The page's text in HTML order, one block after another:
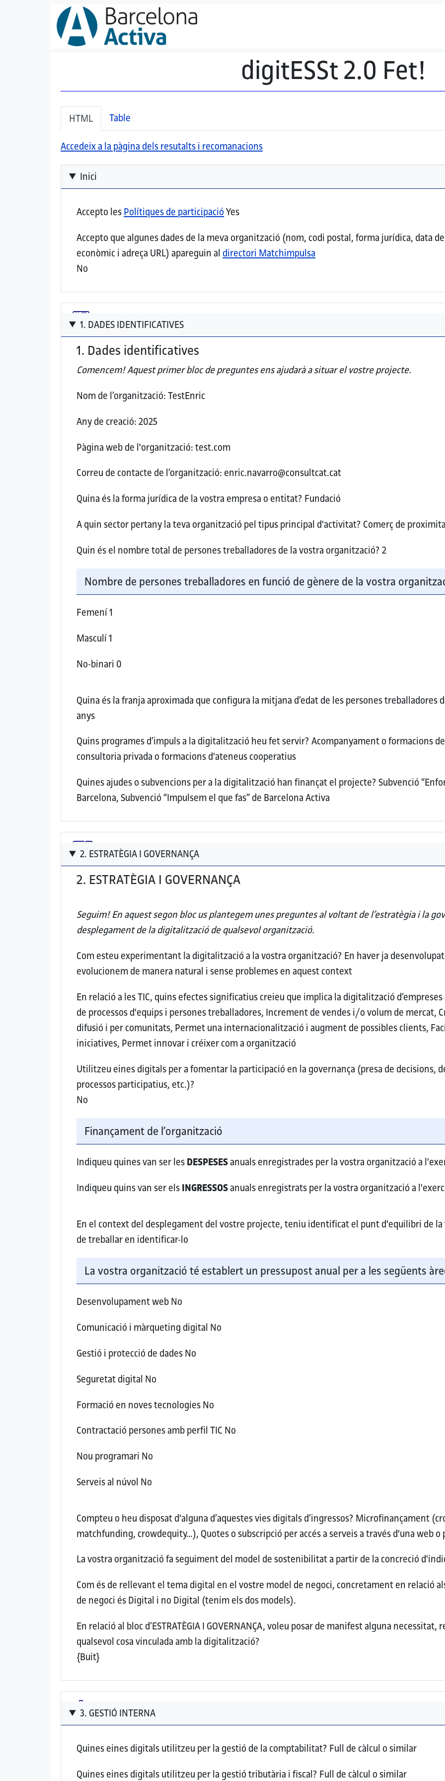
Vés al contingut
digitESSt 2.0 Fet!
Secondary tabs
HTML(pestanya activa)
Table
Accedeix a la pàgina dels resutalts i recomanacions
Inici
Accepto lesPolítiques de participacióYes
Accepto que algunes dades de la meva organització (nom, codi postal, forma jurídica, data
econòmic i adreça URL) apareguin al directori Matchimpulsa
No
1. DADES IDENTIFICATIVES
1. Dades identificatives
Comencem! Aquestprimer bloc de preguntes ens ajudarà a situar el vostre projecte.
Nom de l’organització:TestEnric
Any de creació:2025
Pàgina web de l'organització:test.com
Correu de contacte de l’organització: enric.navarro@consultcat.cat
Quina és la forma jurídica de la vostra empresa o entitat? Fundació
A quin sector pertany la teva organització pel tipus principal d'activitat? Comerç de
Quin és el nombre total de persones treballadores de la vostra organització?2
Nombre de persones treballadores en funció de gènere de la vostra
Femení1
Masculí1
No-binari 0
Quina és la franja aproximada que configura la mitjana d’edat de les persones treballadores
anys
Quins programes d’impuls a la digitalització heu fet servir?Acompanyament o formacions
consultoria privada o formacions d'ateneus cooperatius
Quines ajudes o subvencions per a la digitalització han finançat el projecte? Subvenció
Barcelona, Subvenció “Impulsem el que fas” de Barcelona Activa
2. ESTRATÈGIA I GOVERNANÇA
2. ESTRATÈGIA I GOVERNANÇA
Seguim! En aquest segon bloc us plantegem unes preguntes al voltant de l’estratègia i la
desplegament de la digitalització de qualsevol organització.
Com esteu experimentant la digitalització a la vostra organització? En haver ja
evolucionem de manera natural i sense problemes en aquest context
En relació a les TIC, quins efectes significatius creieu que implica la digitalització
de processos d'equips i persones treballadores, Increment de vendes i/o volum de mercat,
difusió i per comunitats, Permet una internacionalització i augment de possibles clients,
iniciatives, Permet innovar i créixer com a organització
Utilitzeu eines digitals per a fomentar la participació en la governança (presa de decisions,
processos participatius, etc.)?
No
Finançament de l’organització
Indiqueu quines van ser lesDESPESESanuals enregistrades per la vostra organització a
Indiqueu quins van ser elsINGRESSOSanuals enregistrats per la vostra organització a
En el context del desplegament del vostre projecte, teniu identificat el punt d'equilibri de
de treballar en identificar-lo
La vostra organització té establert un pressupost anual per a les següents
Desenvolupament webNo
Comunicació i màrqueting digital No
Gestió i protecció de dadesNo
Seguretat digital No
Formació en noves tecnologiesNo
Contractació persones amb perfil TIC No
Nou programari No
Serveis al núvol No
Compteu o heu disposat d'alguna d’aquestes vies digitals d’ingressos? Microfinançament
matchfunding, crowdequity…), Quotes o subscripció per accés a serveis a través d'una web o
La vostra organització fa seguiment del model de sostenibilitat a partir de la concreció
Com és de rellevant el tema digital en el vostre model de negoci, concretament en relació
de negoci és Digital i no Digital (tenim els dos models).
En relació al bloc d’ESTRATÈGIA I GOVERNANÇA, voleu posar de manifest alguna
qualsevol cosa vinculada amb la digitalització?
{Buit}
3. GESTIÓ INTERNA
Quines eines digitals utilitzeu per la gestió de la comptabilitat? Full de càlcul o similar
Quines eines digitals utilitzeu per la gestió tributària i fiscal? Full de càlcul o similar